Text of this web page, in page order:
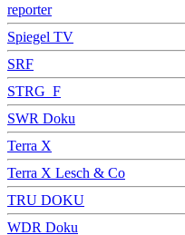
reporter
Spiegel TV
SRF
STRG_F
SWR Doku
Terra X
Terra X Lesch & Co
TRU DOKU
WDR Doku